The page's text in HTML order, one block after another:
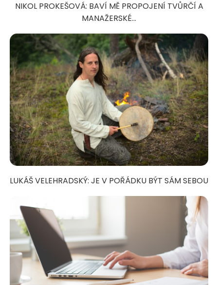
NIKOL PROKEŠOVÁ: BAVÍ MĚ PROPOJENÍ TVŮRČÍ A
MANAŽERSKÉ...
LUKÁŠ VELEHRADSKÝ: JE V POŘÁDKU BÝT SÁM SEBOU